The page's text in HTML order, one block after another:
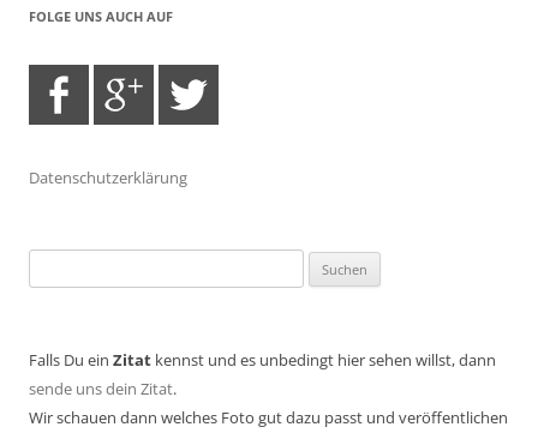
FOLGE UNS AUCH AUF
Datenschutzerklärung
nach:
Falls Du ein Zitat kennst und es unbedingt hier sehen willst, dann
sende uns dein Zitat.
Wir schauen dann welches Foto gut dazu passt und veröffentlichen